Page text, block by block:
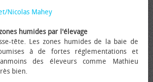
Nicolas Mahey
humides par l'élevage
tête. Les zones humides de la baie de
à de fortes réglementations et
des éleveurs comme Mathieu
bien.